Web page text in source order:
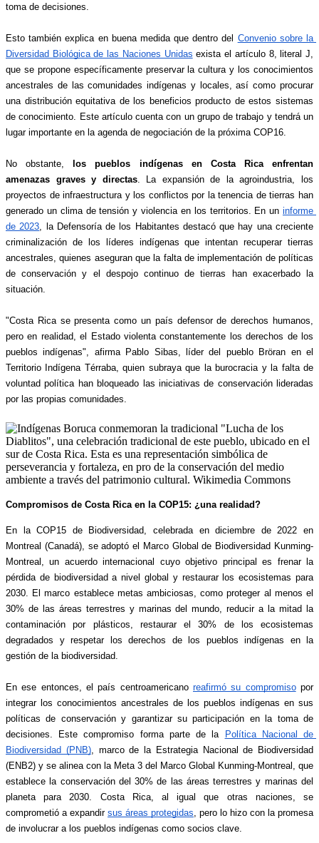
toma de decisiones.
Esto también explica en buena medida que dentro del Convenio sobre la
Diversidad Biológica de las Naciones Unidas exista el artículo 8, literal J,
que se propone específicamente preservar la cultura y los conocimientos
ancestrales de las comunidades indígenas y locales, así como procurar
una distribución equitativa de los beneficios producto de estos sistemas
de conocimiento. Este artículo cuenta con un grupo de trabajo y tendrá un
lugar importante en la agenda de negociación de la próxima COP16.
No obstante,
los pueblos indígenas en Costa Rica enfrentan
amenazas graves y directas. La expansión de la agroindustria, los
proyectos de infraestructura y los conflictos por la tenencia de tierras han
generado un clima de tensión y violencia en los territorios. En un informe
de 2023 , la Defensoría de los Habitantes destacó que hay una creciente
criminalización de los líderes indígenas que intentan recuperar tierras
ancestrales, quienes aseguran que la falta de implementación de políticas
de conservación y el despojo continuo de tierras han exacerbado la
situación.
"Costa Rica se presenta como un país defensor de derechos humanos,
pero en realidad, el Estado violenta constantemente los derechos de los
pueblos indígenas", afirma Pablo Sibas, líder del pueblo Bröran en el
Territorio Indígena Térraba, quien subraya que la burocracia y la falta de
voluntad política han bloqueado las iniciativas de conservación lideradas
por las propias comunidades.
Compromisos de Costa Rica en la COP15: ¿una realidad?
En la COP15 de Biodiversidad, celebrada en diciembre de 2022 en
Montreal (Canadá), se adoptó el Marco Global de Biodiversidad Kunming-
Montreal, un acuerdo internacional cuyo objetivo principal es frenar la
pérdida de biodiversidad a nivel global y restaurar los ecosistemas para
2030. El marco establece metas ambiciosas, como proteger al menos el
30% de las áreas terrestres y marinas del mundo, reducir a la mitad la
contaminación por plásticos, restaurar el 30% de los ecosistemas
degradados y respetar los derechos de los pueblos indígenas en la
gestión de la biodiversidad.
En ese entonces, el país centroamericano reafirmó su compromiso por
integrar los conocimientos ancestrales de los pueblos indígenas en sus
políticas de conservación y garantizar su participación en la toma de
decisiones. Este compromiso forma parte de la
Política Nacional de
Biodiversidad (PNB), marco de la Estrategia Nacional de Biodiversidad
(ENB2) y se alinea con la Meta 3 del Marco Global Kunming-Montreal, que
establece la conservación del 30% de las áreas terrestres y marinas del
planeta para 2030. Costa Rica, al igual que otras naciones, se
comprometió a expandir sus áreas protegidas , pero lo hizo con la promesa
de involucrar a los pueblos indígenas como socios clave.